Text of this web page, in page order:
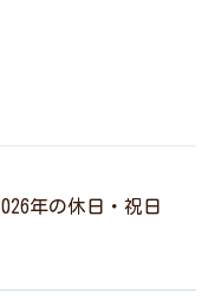
年の休日・祝日